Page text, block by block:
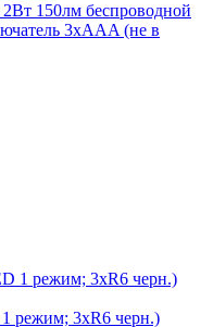
150лм беспроводной
3хAAA (не в
режим; 3хR6 черн.)